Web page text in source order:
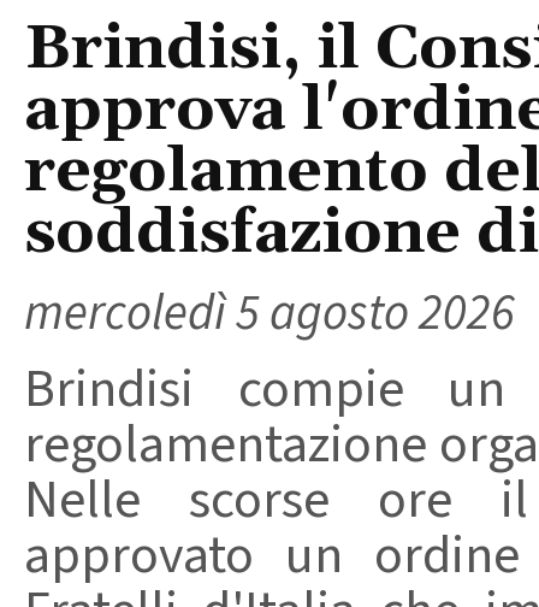
Brindisi, il
approva
regolamento
soddisfazione
mercoledì 5 agosto 2026
Brindisi compie
regolamentazione
Nelle scorse ore
approvato un